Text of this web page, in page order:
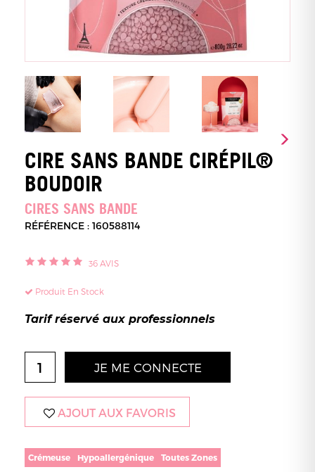
CIRE SANS BANDE CIRÉPIL®
BOUDOIR
CIRES SANS BANDE
RÉFÉRENCE : 160588114
36 AVIS
Produit En Stock
Tarif réservé aux professionnels
JE ME CONNECTE
AJOUT AUX FAVORIS
Crémeuse Hypoallergénique Toutes Zones